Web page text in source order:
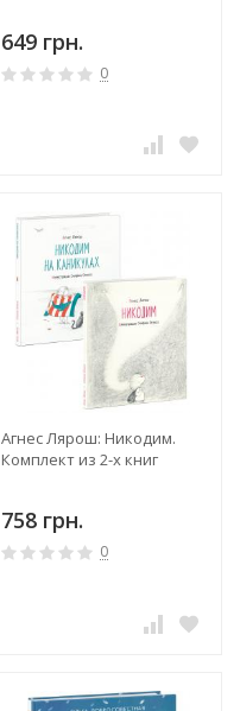
649 грн.
0
Агнес Лярош: Никодим.
Комплект из 2-х книг
758 грн.
0